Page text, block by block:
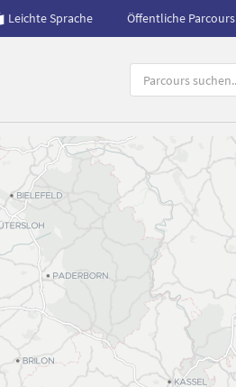
Leichte Sprache Öffentliche Parcours